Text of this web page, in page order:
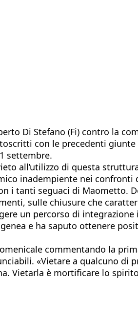
Di Stefano (Fi) contro la
con le precedenti
settembre.
all’utilizzo di questa
inadempiente nei confronti
i tanti seguaci di Maometto.
sulle chiusure che
un percorso di integrazione
e ha saputo ottenere
commentando la
«Vietare a qualcuno di
Vietarla è mortificare lo